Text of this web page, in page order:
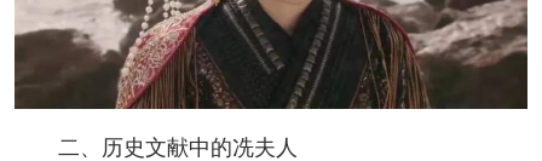
二、历史文献中的冼夫人